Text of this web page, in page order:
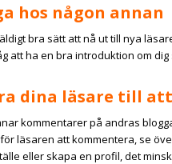
hos någon annan
bra sätt att nå ut till nya
att ha en bra introduktion om
dina läsare till
kommentarer på andras
läsaren att kommentera, se
eller skapa en profil, det